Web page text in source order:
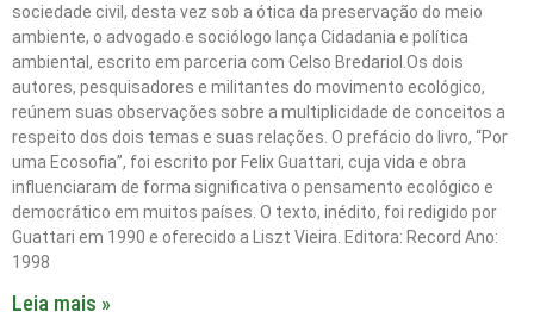
sociedade civil, desta vez sob a ótica da preservação do meio
ambiente, o advogado e sociólogo lança Cidadania e política
ambiental, escrito em parceria com Celso Bredariol.Os dois
autores, pesquisadores e militantes do movimento ecológico,
reúnem suas observações sobre a multiplicidade de conceitos a
respeito dos dois temas e suas relações. O prefácio do livro, “Por
uma Ecosofia”, foi escrito por Felix Guattari, cuja vida e obra
influenciaram de forma significativa o pensamento ecológico e
democrático em muitos países. O texto, inédito, foi redigido por
Guattari em 1990 e oferecido a Liszt Vieira. Editora: Record Ano:
1998
Leia mais »